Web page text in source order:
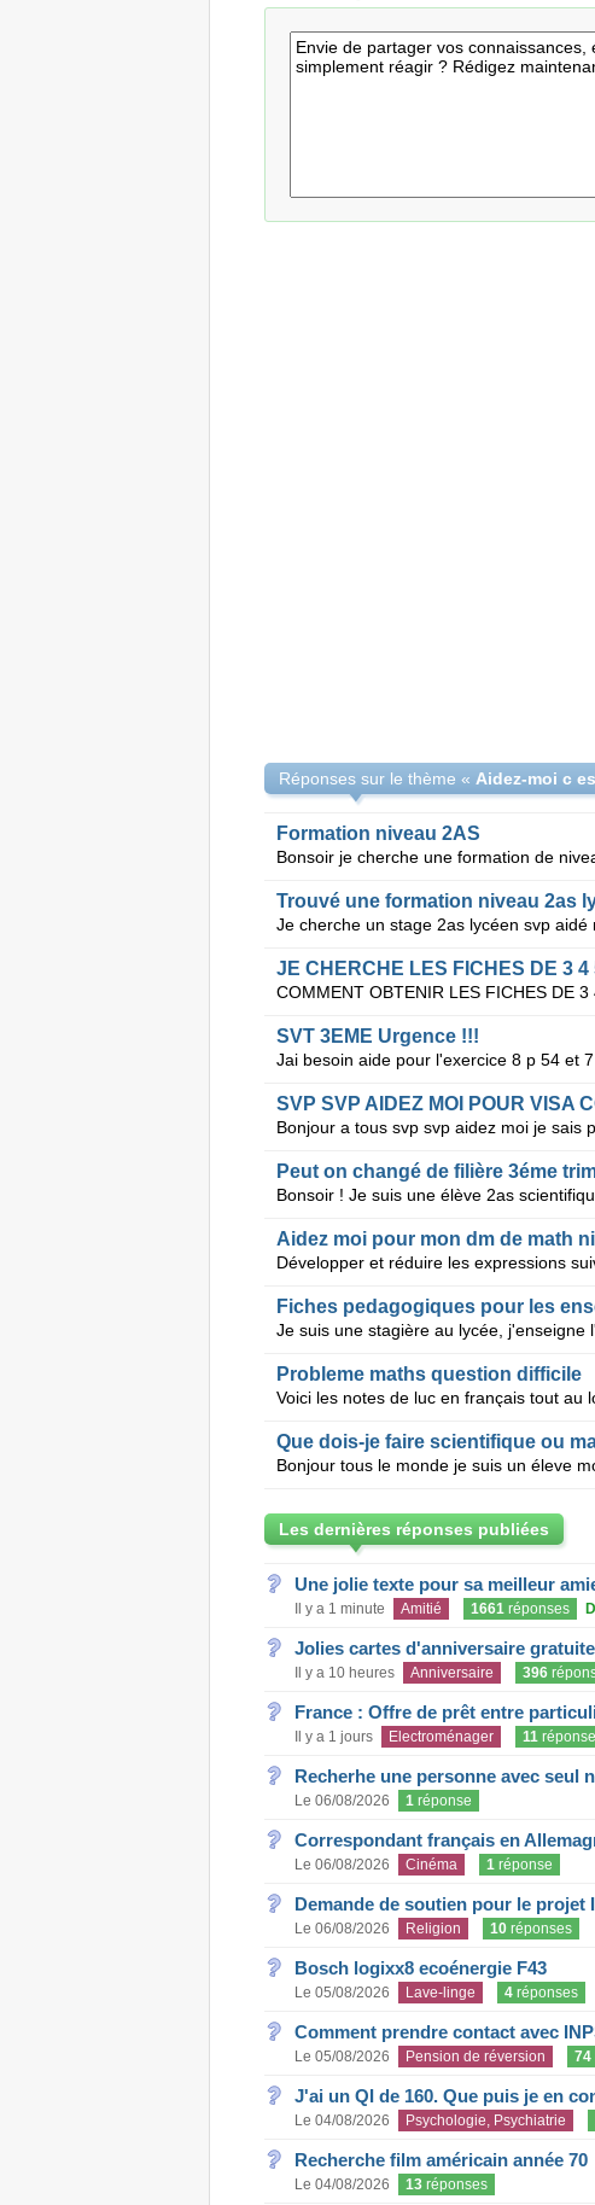
Réponses sur le thème « Aidez-moi c
Formation niveau 2AS
Trouvé une formation niveau 2as
JE CHERCHE LES FICHES DE 3 4
SVT 3EME Urgence !!!
SVP SVP AIDEZ MOI POUR VISA
Peut on changé de filière 3éme
Aidez moi pour mon dm de math
Fiches pedagogiques pour les
Probleme maths question difficile
Que dois-je faire scientifique ou
Les dernières réponses publiées
Une jolie texte pour sa meilleur
Il y a 1 minute Amitié 1661réponses
Jolies cartes d'anniversaire
Il y a 10 heures Anniversaire 396
France : Offre de prêt entre
Il y a 1 jours Electroménager 11
Recherhe une personne avec seul
Le 06/08/2026 1réponse
Correspondant français en
Le 06/08/2026 Cinéma 1réponse
Demande de soutien pour le projet
Le 06/08/2026 Religion 10réponses
Bosch logixx8 ecoénergie F43
Le 05/08/2026 Lave-linge 4réponses
Comment prendre contact avec
Le 05/08/2026 Pension de réversion 74
J'ai un QI de 160. Que puis je en
Le 04/08/2026 Psychologie, Psychiatrie
Recherche film américain année 70
Le 04/08/2026 13réponses